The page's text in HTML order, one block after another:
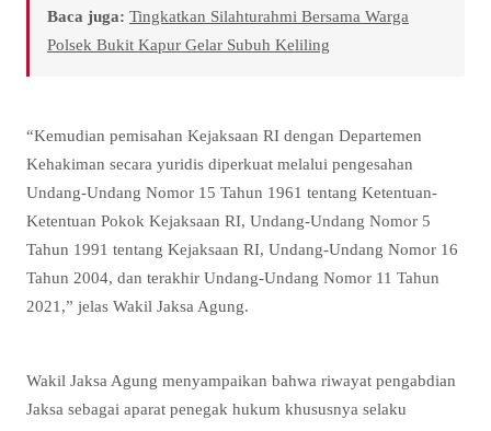
Baca juga: Tingkatkan Silahturahmi Bersama Warga
Polsek Bukit Kapur Gelar Subuh Keliling
“Kemudian pemisahan Kejaksaan RI dengan Departemen
Kehakiman secara yuridis diperkuat melalui pengesahan
Undang-Undang Nomor 15 Tahun 1961 tentang Ketentuan-
Ketentuan Pokok Kejaksaan RI, Undang-Undang Nomor 5
Tahun 1991 tentang Kejaksaan RI, Undang-Undang Nomor 16
Tahun 2004, dan terakhir Undang-Undang Nomor 11 Tahun
2021,” jelas Wakil Jaksa Agung.
Wakil Jaksa Agung menyampaikan bahwa riwayat pengabdian
Jaksa sebagai aparat penegak hukum khususnya selaku